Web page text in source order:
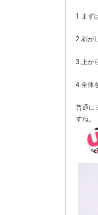
1.まず
2.剥が
3.上か
4.全体
普通に
すね。